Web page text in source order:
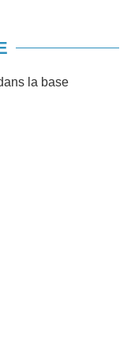
la base